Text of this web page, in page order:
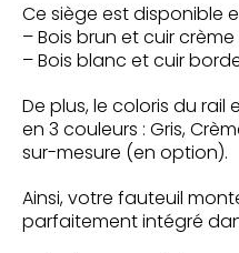
Ce siège est disponible
– Bois brun et cuir crème
– Bois blanc et cuir
De plus, le coloris du
en 3 couleurs : Gris,
sur-mesure (en option).
Ainsi, votre fauteuil
parfaitement intégré